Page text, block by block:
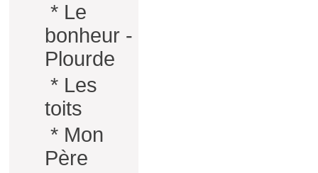
* Le
bonheur -
Plourde
* Les
toits
* Mon
Père